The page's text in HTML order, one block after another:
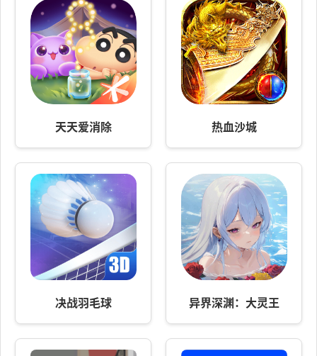
天天爱消除 热血沙城
决战羽毛球 异界深渊：大灵王